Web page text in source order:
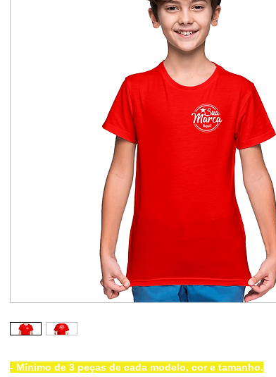
- Mínimo de 3 peças de cada modelo, cor e tamanho.